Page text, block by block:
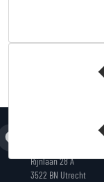
Rijnlaan 28 A
3522 BN Utrecht